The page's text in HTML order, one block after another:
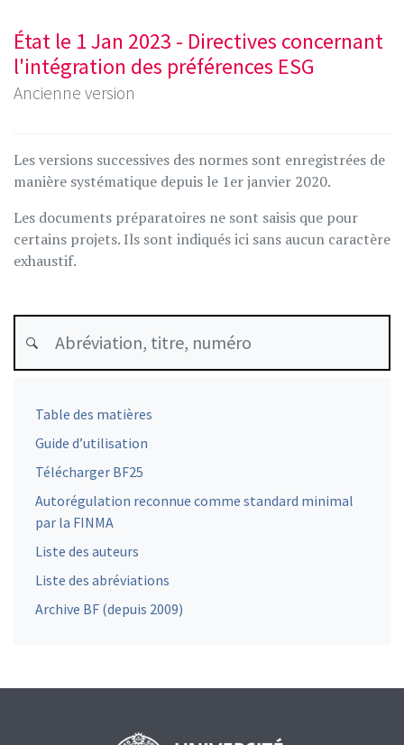
État le 1 Jan 2023 - Directives concernant
l'intégration des préférences ESG
Ancienne version
Les versions successives des normes sont enregistrées de
manière systématique depuis le 1er janvier 2020.
Les documents préparatoires ne sont saisis que pour
certains projets. Ils sont indiqués ici sans aucun caractère
exhaustif.
Table des matières
Guide d’utilisation
Télécharger BF25
Autorégulation reconnue comme standard minimal
par la FINMA
Liste des auteurs
Liste des abréviations
Archive BF (depuis 2009)